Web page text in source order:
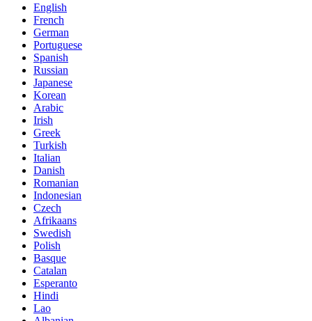
English
French
German
Portuguese
Spanish
Russian
Japanese
Korean
Arabic
Irish
Greek
Turkish
Italian
Danish
Romanian
Indonesian
Czech
Afrikaans
Swedish
Polish
Basque
Catalan
Esperanto
Hindi
Lao